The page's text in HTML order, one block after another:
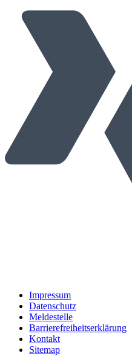
Impressum
Datenschutz
Meldestelle
Barrierefreiheitserklärung
Kontakt
Sitemap